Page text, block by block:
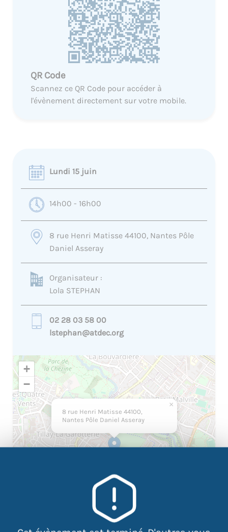
QR Code
Scannez ce QR Code pour accéder à
l'évènement directement sur votre mobile.
Lundi 15 juin
14h00 - 16h00
8 rue Henri Matisse 44100, Nantes Pôle
Daniel Asseray
Organisateur :
Lola STEPHAN
02 28 03 58 00
lstephan@atdec.org
8 rue Henri Matisse 44100,
Nantes Pôle Daniel Asseray
×
+
−